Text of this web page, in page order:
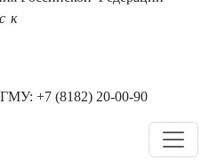
+7 (8182) 20-00-90